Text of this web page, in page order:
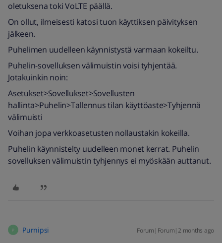
oletuksena toki VoLTE päällä.
On ollut, ilmeisesti katosi tuon käyttiksen päivityksen
jälkeen.
Puhelimen uudelleen käynnistystä varmaan kokeiltu.
Puhelin-sovelluksen välimuistin voisi tyhjentää.
Jotakuinkin noin:
Asetukset>Sovellukset>Sovellusten
hallinta>Puhelin>Tallennus tilan käyttöaste>Tyhjennä
välimuisti
Voihan jopa verkkoasetusten nollaustakin kokeilla.
Puhelin käynnistelty uudelleen monet kerrat. Puhelin
sovelluksen välimuistin tyhjennys ei myöskään auttanut.
P Purnipsi Forum|Forum|2 months ago